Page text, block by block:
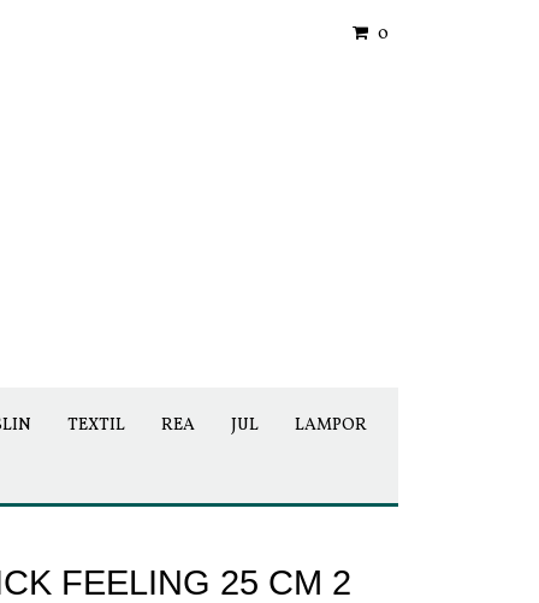
0
TEXTIL REA JUL LAMPOR
FEELING 25 CM 2